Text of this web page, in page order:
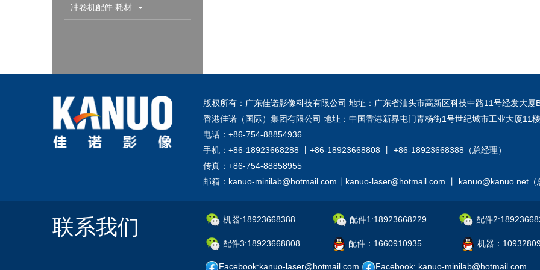
配件耗材
冲卷机配件 耗材
版权所有：广东佳诺影像科技有限公司 地址：广东省汕头市高新区科技中路11号经发大厦
香港佳诺（国际）集团有限公司 地址：中国香港新界屯门青杨街1号世纪城市工业大厦11
电话：+86-754-88854936
手机：+86-18923668288 丨+86-18923668808 丨 +86-18923668388（总经理）
传真：+86-754-88858955
邮箱：kanuo-minilab@hotmail.com丨kanuo-laser@hotmail.com 丨 kanuo@kanuo.net（
联系我们 机器:18923668388 配件1:18923668229 配件
配件3:18923668808 配件：1660910935 机器：
Facebook:kanuo-laser@hotmail.com Facebook: kanuo-minilab@hotmail.com